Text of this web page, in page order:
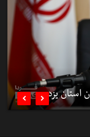
یزد  